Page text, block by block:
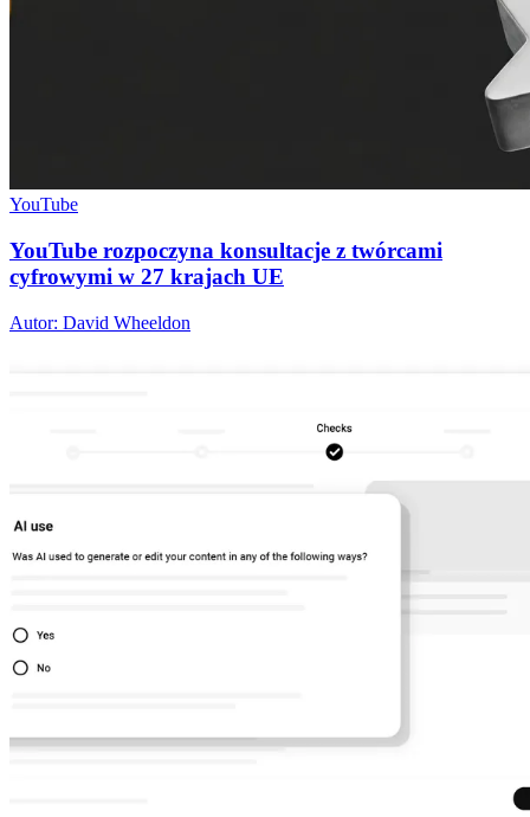
YouTube
YouTube rozpoczyna konsultacje z twórcami
cyfrowymi w 27 krajach UE
Autor: David Wheeldon